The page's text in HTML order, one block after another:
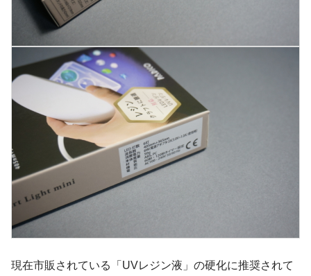
現在市販されている「UVレジン液」の硬化に推奨されて